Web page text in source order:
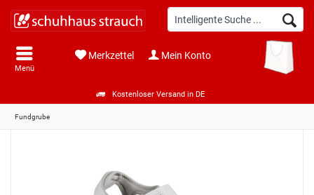
Kostenloser Versand in DE
Menü
Merkzettel Mein Konto
Fundgrube